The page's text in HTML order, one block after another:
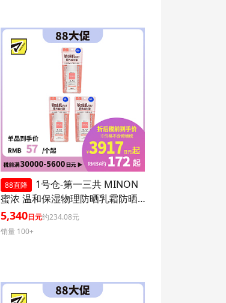
88直降
1号仓-第一三共 MINON
蜜浓 温和保湿物理防晒乳霜防晒
液UV SPF50+PA++++ 80ml 3个装
防晒抗老 敏感肌可用
5,340日元约234.08元
销量 100+